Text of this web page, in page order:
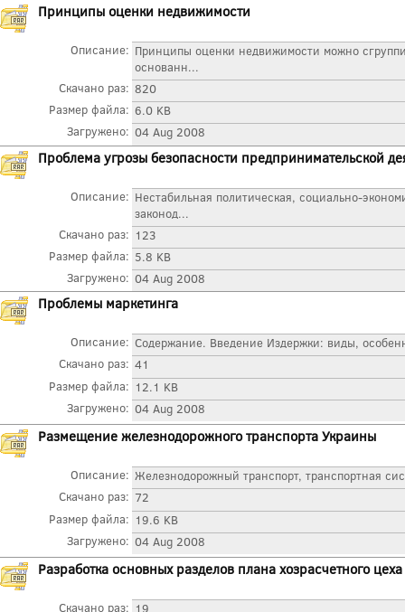
Принципы оценки недвижимости
Описание: Принципы оценки недвижимости можно
основанн...
Скачано раз: 820
Размер файла: 6.0 KB
Загружено: 04 Aug 2008
Проблема угрозы безопасности предпринимательской
Описание: Нестабильная политическая, социально-
законод...
Скачано раз: 123
Размер файла: 5.8 KB
Загружено: 04 Aug 2008
Проблемы маркетинга
Описание: Содержание. Введение Издержки: виды,
Скачано раз: 41
Размер файла: 12.1 KB
Загружено: 04 Aug 2008
Размещение железнодорожного транспорта Украины
Описание: Железнодорожный транспорт, транспортная
Скачано раз: 72
Размер файла: 19.6 KB
Загружено: 04 Aug 2008
Разработка основных разделов плана хозрасчетного цеха
Скачано раз: 19